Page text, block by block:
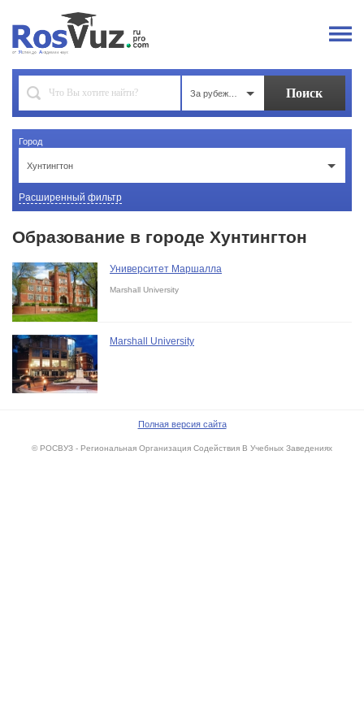
Город
Хунтингтон
Расширенный фильтр
Образование в городе Хунтингтон
Университет Маршалла
Marshall University
Marshall University
Полная версия сайта
© РОСВУЗ - Региональная Организация Содействия В Учебных Заведениях